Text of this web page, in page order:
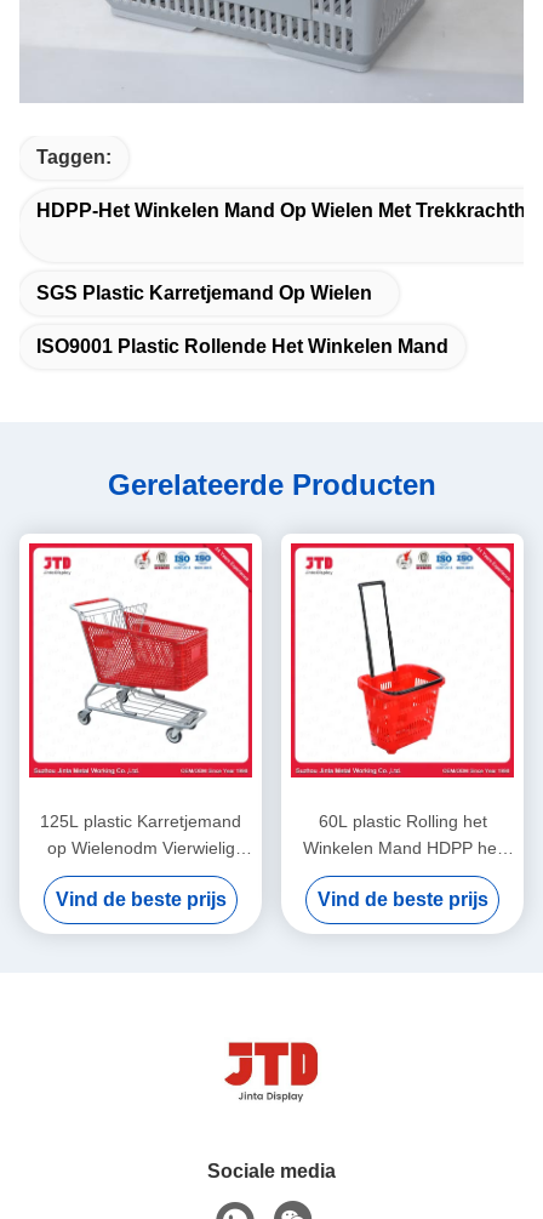
Taggen:
HDPP-Het Winkelen Mand Op Wielen Met
SGS Plastic Karretjemand Op Wielen
ISO9001 Plastic Rollende Het Winkelen Mand
Gerelateerde Producten
125L plastic Karretjemand
op Wielenodm Vierwielig
Boodschappenwagentje
Vind de beste prijs
60L plastic Rolling het
Winkelen Mand HDPP het
Winkelen Mand op Wielen
met Trekkrachthandvat
Vind de beste prijs
Sociale media